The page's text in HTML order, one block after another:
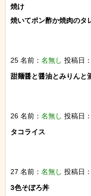
焼け
焼いてポン酢か焼肉のタ
25 名前： 名無し 投稿日
甜麺醤と醤油とみりんと
26 名前： 名無し 投稿日
タコライス
27 名前： 名無し 投稿日
3色そぼろ丼